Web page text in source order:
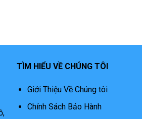
TÌM HIỂU VỀ CHÚNG TÔI
Giới Thiệu Về Chúng tôi
Chính Sách Bảo Hành